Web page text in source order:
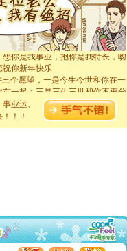
心,在这个特别的日子里,愿幸福,
的祝愿与你同在.圣诞快乐!
看不到你我要充电；没有你我会
你是我事业，抱你是我特长，吻
祝你新年快乐
个愿望，一是今生今世和你在一
一起；三是三生三世和你不再分
去那一刻，你在我身后无助地哭
么爱你。我转身抱住你：这猪不
想没什么送给你的，又不打算给
：千万快乐！千万要健康！千万
千万不要忘记我！
才会想起你,而是这样的日子才
业运、
！！